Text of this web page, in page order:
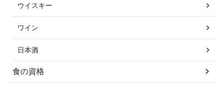
ウイスキー
ワイン
日本酒
食の資格